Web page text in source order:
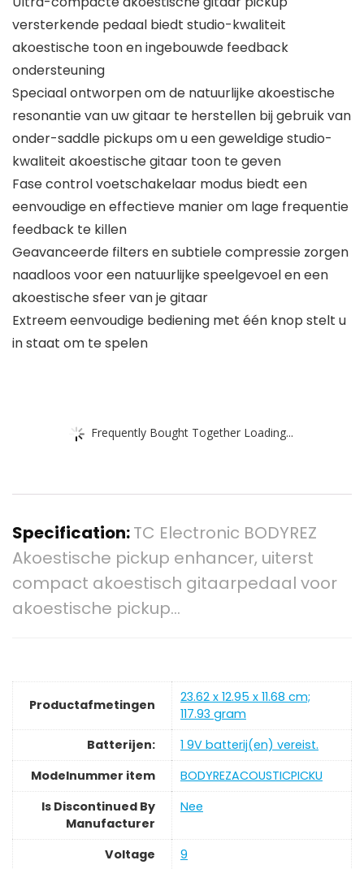
versterkende pedaal biedt studio-kwaliteit
akoestische toon en ingebouwde feedback
ondersteuning
Speciaal ontworpen om de natuurlijke akoestische
resonantie van uw gitaar te herstellen bij gebruik van
onder-saddle pickups om u een geweldige studio-
kwaliteit akoestische gitaar toon te geven
Fase control voetschakelaar modus biedt een
eenvoudige en effectieve manier om lage frequentie
feedback te killen
Geavanceerde filters en subtiele compressie zorgen
naadloos voor een natuurlijke speelgevoel en een
akoestische sfeer van je gitaar
Extreem eenvoudige bediening met één knop stelt u
in staat om te spelen
Frequently Bought Together Loading...
Specification:TC Electronic BODYREZ
Akoestische pickup enhancer, uiterst
compact akoestisch gitaarpedaal voor
akoestische pickup…
Productafmetingen
‎23.62 x 12.95 x 11.68 cm;
117.93 gram
Batterijen:
‎1 9V batterij(en) vereist.
Modelnummer item
‎BODYREZACOUSTICPICKU
Is Discontinued By
Manufacturer
‎Nee
Voltage
‎9